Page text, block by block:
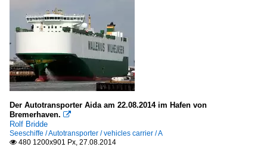
Der Autotransporter Aida am 22.08.2014 im Hafen von
Bremerhaven. 
Rolf Bridde
Seeschiffe / Autotransporter / vehicles carrier / A
 480 1200x901 Px, 27.08.2014